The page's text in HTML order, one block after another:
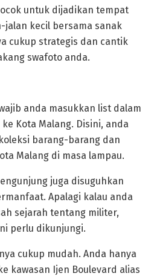
untuk dijadikan tempat
jalan kecil bersama sanak
cukup strategis dan cantik
swafoto anda.
anda masukkan list dalam
Kota Malang. Disini, anda
barang-barang dan
Malang di masa lampau.
juga disuguhkan
Apalagi kalau anda
sejarah tentang militer,
perlu dikunjungi.
cukup mudah. Anda hanya
kawasan Ijen Boulevard alias